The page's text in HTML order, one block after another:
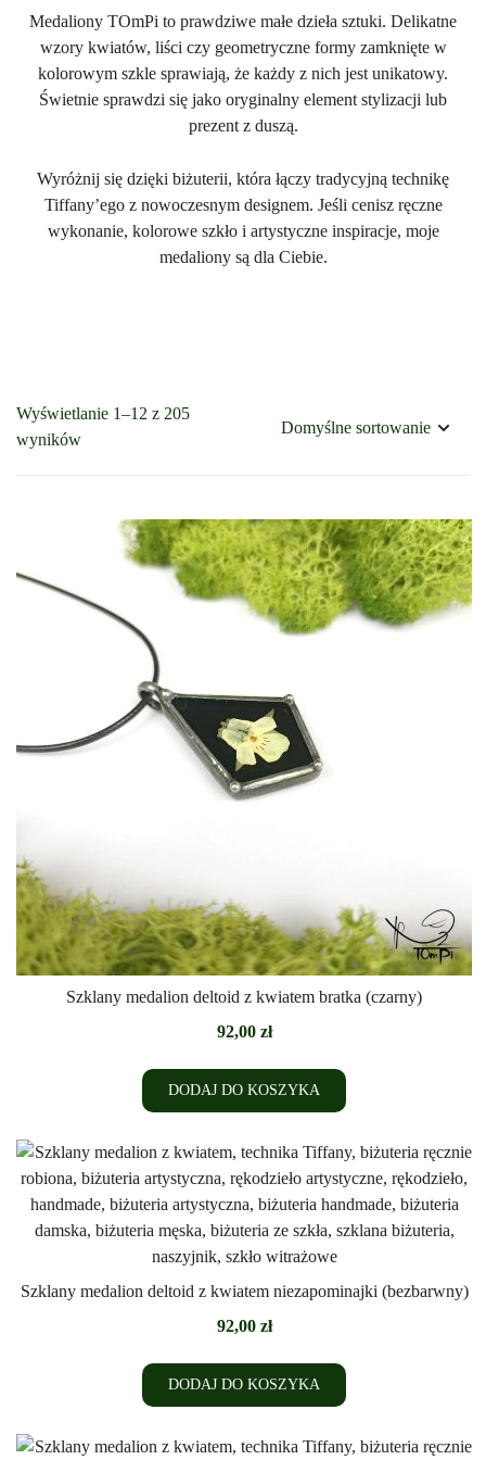
Medaliony TOmPi to prawdziwe małe dzieła sztuki. Delikatne
wzory kwiatów, liści czy geometryczne formy zamknięte w
kolorowym szkle sprawiają, że każdy z nich jest unikatowy.
Świetnie sprawdzi się jako oryginalny element stylizacji lub
prezent z duszą.
Wyróżnij się dzięki biżuterii, która łączy tradycyjną technikę
Tiffany’ego z nowoczesnym designem. Jeśli cenisz ręczne
wykonanie, kolorowe szkło i artystyczne inspiracje, moje
medaliony są dla Ciebie.
Wyświetlanie 1–12 z 205
wyników
Szklany medalion deltoid z kwiatem bratka (czarny)
92,00 zł
DODAJ DO KOSZYKA
Szklany medalion deltoid z kwiatem niezapominajki (bezbarwny)
92,00 zł
DODAJ DO KOSZYKA